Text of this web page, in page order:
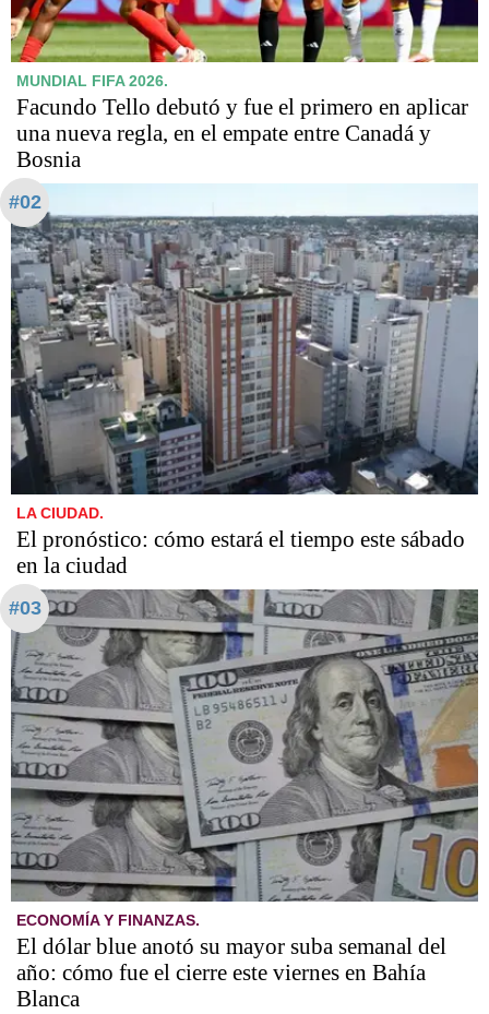
MUNDIAL FIFA 2026.
Facundo Tello debutó y fue el primero en aplicar
una nueva regla, en el empate entre Canadá y
Bosnia
#02
LA CIUDAD.
El pronóstico: cómo estará el tiempo este sábado
en la ciudad
#03
ECONOMÍA Y FINANZAS.
El dólar blue anotó su mayor suba semanal del
año: cómo fue el cierre este viernes en Bahía
Blanca